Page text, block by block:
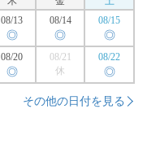
08/13
◎
08/14
◎
08/15
◎
08/20
◎
08/21
休
08/22
◎
その他の日付を見る